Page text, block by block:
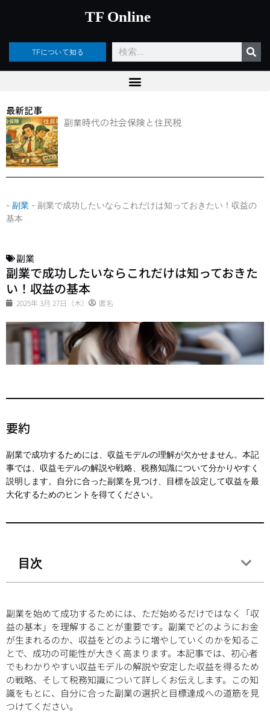
ッ
TF Online
TFについて知る
検
索
最新記事
副業時代の社会保険と住民税
- 副業 - 副業で成功したいならこれだけは知っておきたい！収益の
基本
副業
副業で成功したいならこれだけは知っておきた
い！収益の基本
2025年 3月 27日（木） 匿名
要約
副業で成功するためには、収益モデルの理解が欠かせません。本記
事では、収益モデルの解説や戦略、税務知識について分かりやすく
説明します。自分に合った副業を見つけ、目標を設定して収益を最
大化するためのヒントを得てください。
目次
副業を始めて成功するためには、ただ始めるだけではなく「収
益の基本」を理解することが重要です。副業でどのようにお金
が生まれるのか、収益をどのように増やしていくのかを知るこ
とで、成功の可能性が大きく高まります。本記事では、初心者
でもわかりやすい収益モデルの解説や安定した収益を得るため
の戦略、そして税務知識について詳しくお伝えします。この知
識をもとに、自分に合った副業の選択と目標達成への道筋を見
つけてください。